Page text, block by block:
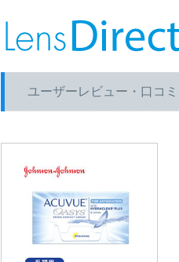
ユーザーレビュー・口コミ